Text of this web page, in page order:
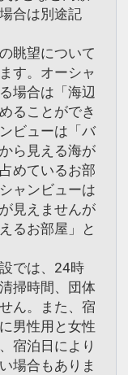
合は別途記
眺望について
す。オーシャ
場合は「海辺
ることができ
ビューは「バ
ら見える海が
めているお部
ャンビューは
見えませんが
るお部屋」と
では、24時
掃時間、団体
ん。また、宿
男性用と女性
宿泊日により
場合もありま